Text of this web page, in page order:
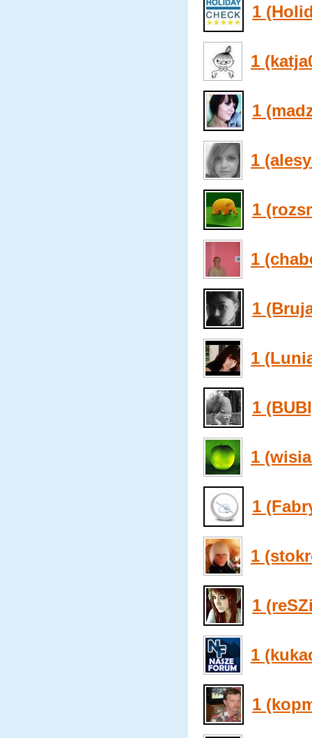
1
1
1
1
1
1
1
1
1
1
1
1
1
1
1